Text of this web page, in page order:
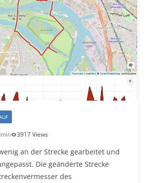
3917 Views
an der Strecke gearbeitet und
Die geänderte Strecke
des